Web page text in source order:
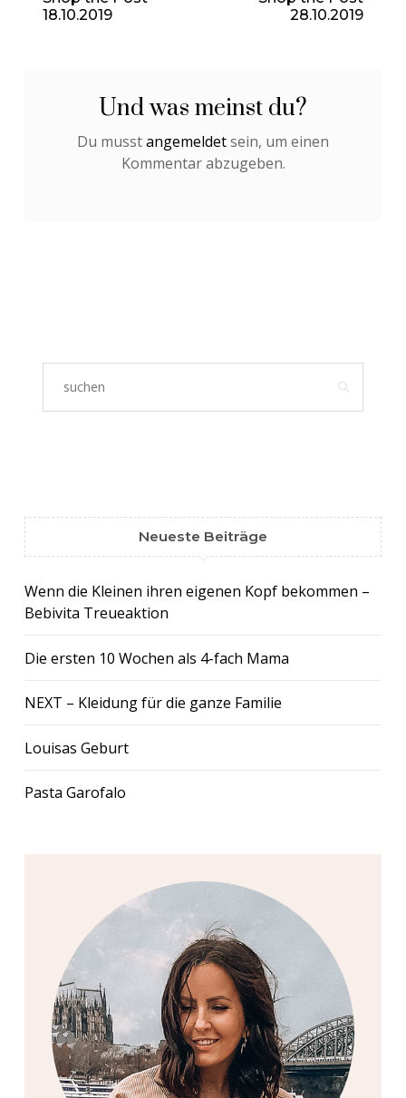
18.10.2019
28.10.2019
Und was meinst du?
Du musstangemeldetsein, um einen
Kommentar abzugeben.
Neueste Beiträge
Wenn die Kleinen ihren eigenen Kopf bekommen –
Bebivita Treueaktion
Die ersten 10 Wochen als 4-fach Mama
NEXT – Kleidung für die ganze Familie
Louisas Geburt
Pasta Garofalo